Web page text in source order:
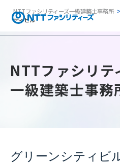
NTTファシリティーズ一級建築士事務所
ティビル
NTTファシリテ
一級建築士事務
グリーンシティビ